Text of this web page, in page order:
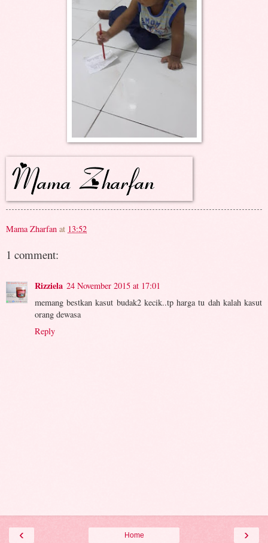
Mama Zharfan at 13:52
1 comment:
Rizziela 24 November 2015 at 17:01
memang bestkan kasut budak2 kecik..tp harga tu dah kalah kasut
orang dewasa
Reply
‹ ›
Home